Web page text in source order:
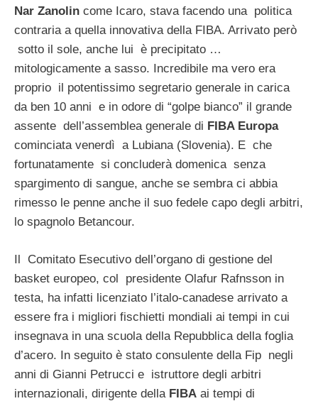
Nar Zanolin come Icaro, stava facendo una politica
contraria a quella innovativa della FIBA. Arrivato però
sotto il sole, anche lui è precipitato …
mitologicamente a sasso. Incredibile ma vero era
proprio il potentissimo segretario generale in carica
da ben 10 anni e in odore di “golpe bianco” il grande
assente dell’assemblea generale di FIBA Europa
cominciata venerdì a Lubiana (Slovenia). E che
fortunatamente si concluderà domenica senza
spargimento di sangue, anche se sembra ci abbia
rimesso le penne anche il suo fedele capo degli arbitri,
lo spagnolo Betancour.
Il Comitato Esecutivo dell’organo di gestione del
basket europeo, col presidente Olafur Rafnsson in
testa, ha infatti licenziato l’italo-canadese arrivato a
essere fra i migliori fischietti mondiali ai tempi in cui
insegnava in una scuola della Repubblica della foglia
d’acero. In seguito è stato consulente della Fip negli
anni di Gianni Petrucci e istruttore degli arbitri
internazionali, dirigente della FIBA ai tempi di